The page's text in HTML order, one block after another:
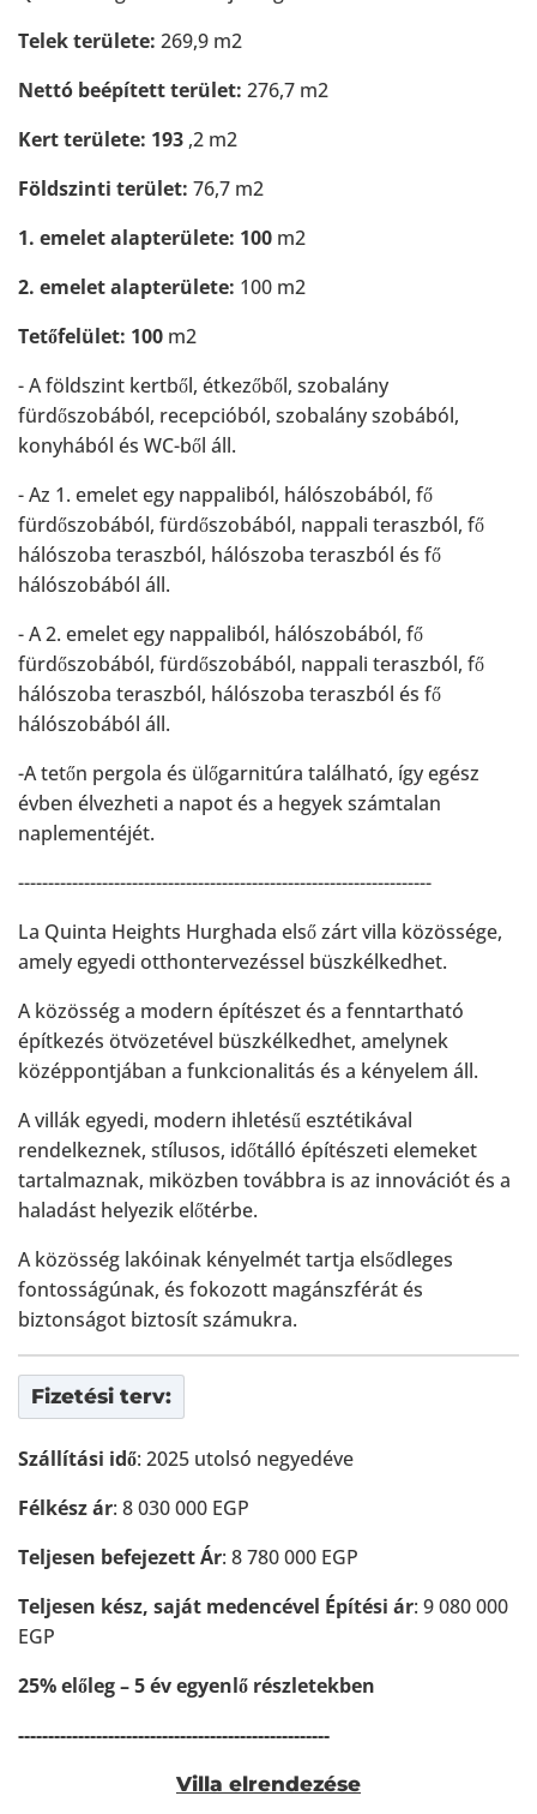
Telek területe: 269,9 m2
Nettó beépített terület: 276,7 m2
Kert területe: 193 ,2 m2
Földszinti terület: 76,7 m2
1. emelet alapterülete: 100 m2
2. emelet alapterülete: 100 m2
Tetőfelület: 100 m2
- A földszint kertből, étkezőből, szobalány
fürdőszobából, recepcióból, szobalány szobából,
konyhából és WC-ből áll.
- Az 1. emelet egy nappaliból, hálószobából, fő
fürdőszobából, fürdőszobából, nappali teraszból, fő
hálószoba teraszból, hálószoba teraszból és fő
hálószobából áll.
- A 2. emelet egy nappaliból, hálószobából, fő
fürdőszobából, fürdőszobából, nappali teraszból, fő
hálószoba teraszból, hálószoba teraszból és fő
hálószobából áll.
-A tetőn pergola és ülőgarnitúra található, így egész
évben élvezheti a napot és a hegyek számtalan
naplementéjét.
---------------------------------------------------------------------
La Quinta Heights Hurghada első zárt villa közössége,
amely egyedi otthontervezéssel büszkélkedhet.
A közösség a modern építészet és a fenntartható
építkezés ötvözetével büszkélkedhet, amelynek
középpontjában a funkcionalitás és a kényelem áll.
A villák egyedi, modern ihletésű esztétikával
rendelkeznek, stílusos, időtálló építészeti elemeket
tartalmaznak, miközben továbbra is az innovációt és a
haladást helyezik előtérbe.
A közösség lakóinak kényelmét tartja elsődleges
fontosságúnak, és fokozott magánszférát és
biztonságot biztosít számukra.
Fizetési terv:
Szállítási idő: 2025 utolsó negyedéve
Félkész ár: 8 030 000 EGP
Teljesen befejezett Ár: 8 780 000 EGP
Teljesen kész, saját medencével Építési ár: 9 080 000
EGP
25% előleg – 5 év egyenlő részletekben
----------------------------------------------------
Villa elrendezése